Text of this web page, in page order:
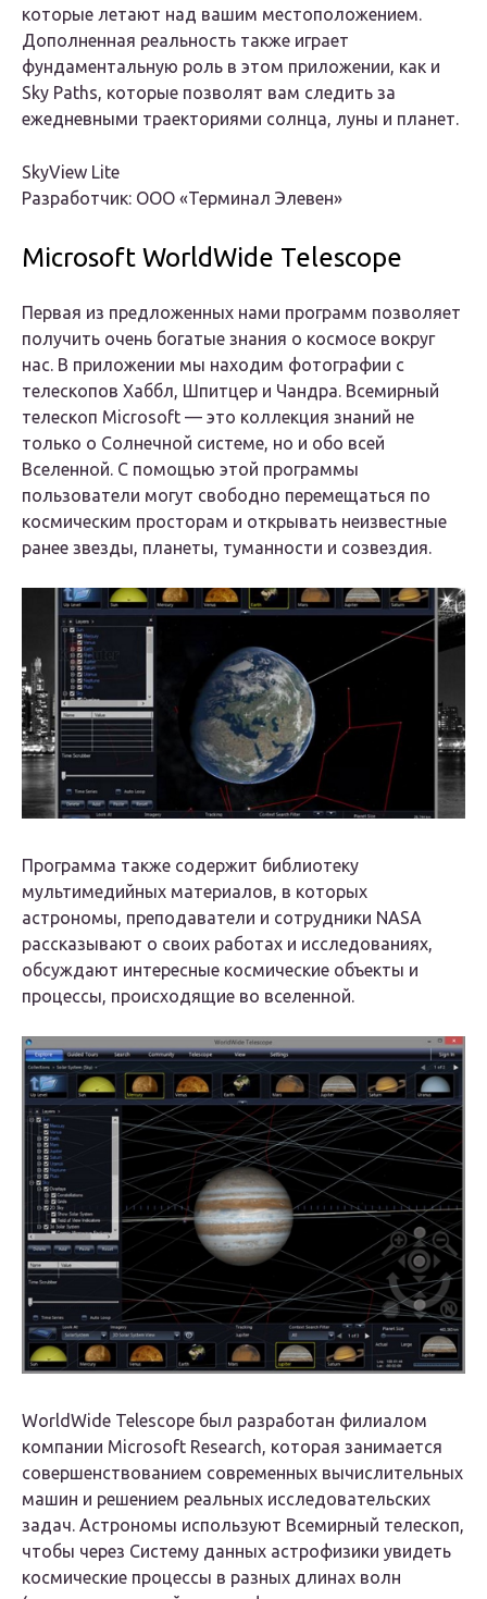
которые летают над вашим местоположением.
Дополненная реальность также играет
фундаментальную роль в этом приложении, как и
Sky Paths, которые позволят вам следить за
ежедневными траекториями солнца, луны и планет.
SkyView Lite
Разработчик: ООО «Терминал Элевен»
Microsoft WorldWide Telescope
Первая из предложенных нами программ позволяет
получить очень богатые знания о космосе вокруг
нас. В приложении мы находим фотографии с
телескопов Хаббл, Шпитцер и Чандра. Всемирный
телескоп Microsoft — это коллекция знаний не
только о Солнечной системе, но и обо всей
Вселенной. С помощью этой программы
пользователи могут свободно перемещаться по
космическим просторам и открывать неизвестные
ранее звезды, планеты, туманности и созвездия.
Программа также содержит библиотеку
мультимедийных материалов, в которых
астрономы, преподаватели и сотрудники NASA
рассказывают о своих работах и исследованиях,
обсуждают интересные космические объекты и
процессы, происходящие во вселенной.
WorldWide Telescope был разработан филиалом
компании Microsoft Research, которая занимается
совершенствованием современных вычислительных
машин и решением реальных исследовательских
задач. Астрономы используют Всемирный телескоп,
чтобы через Систему данных астрофизики увидеть
космические процессы в разных длинах волн